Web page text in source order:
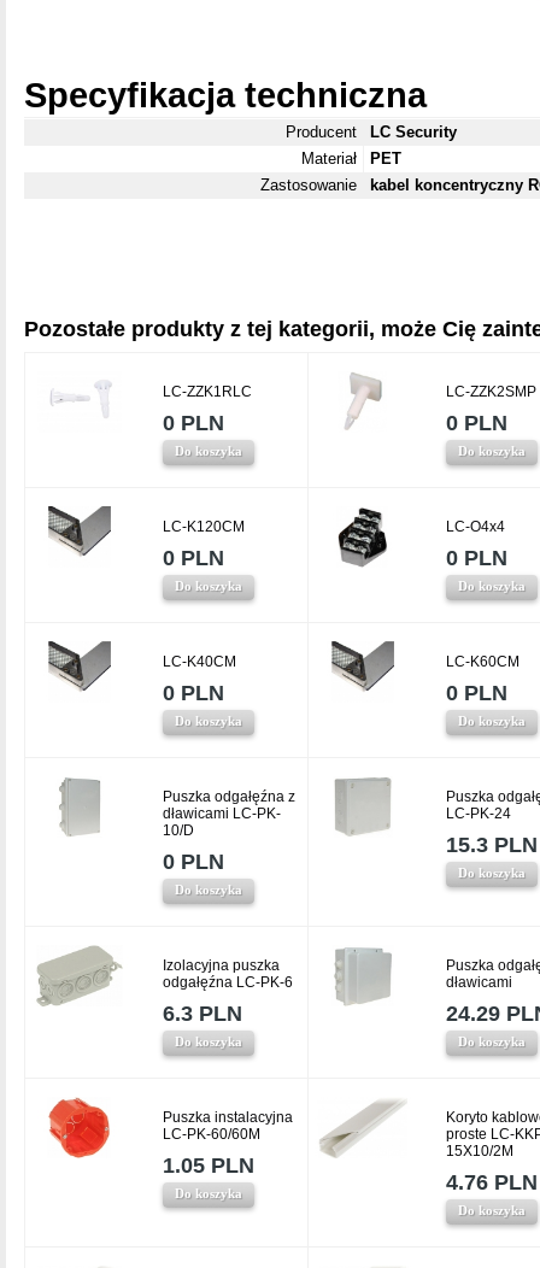
Specyfikacja techniczna
Producent
LC Security
Materiał
PET
Zastosowanie
kabel koncentryczny
Pozostałe produkty z tej kategorii, może Cię
LC-ZZK1RLC
0 PLN
Do koszyka
LC-ZZK2SMP
0 PLN
Do koszyka
LC-K120CM
0 PLN
Do koszyka
LC-O4x4
0 PLN
Do koszyka
LC-K40CM
0 PLN
Do koszyka
LC-K60CM
0 PLN
Do koszyka
Puszka odgałęźna z
dławicami LC-PK-
10/D
0 PLN
Do koszyka
Puszka
LC-PK-24
15.3 PLN
Do koszyka
Izolacyjna puszka
odgałęźna LC-PK-6
6.3 PLN
Do koszyka
Puszka
dławicami
24.29
Do koszyka
Puszka instalacyjna
LC-PK-60/60M
1.05 PLN
Do koszyka
Koryto
proste LC-
15X10/2M
4.76 PLN
Do koszyka